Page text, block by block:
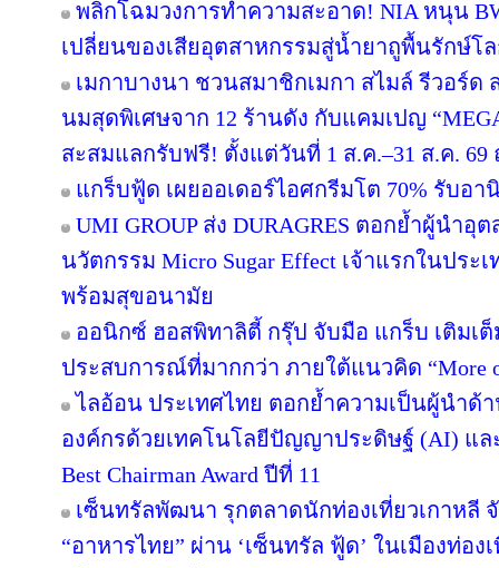
พลิกโฉมวงการทำความสะอาด! NIA หนุน
เปลี่ยนของเสียอุตสาหกรรมสู่น้ำยาถูพื้นรักษ์โ
เมกาบางนา ชวนสมาชิกเมกา สไมล์ รีวอร์ด
นมสุดพิเศษจาก 12 ร้านดัง กับแคมเปญ
สะสมแลกรับฟรี! ตั้งแต่วันที่ 1 ส.ค.–31 ส.ค.
แกร็บฟู้ด เผยออเดอร์ไอศกรีมโต 70% รับอา
UMI GROUP ส่ง DURAGRES ตอกย้ำผู้นำอุ
นวัตกรรม Micro Sugar Effect เจ้าแรกในปร
พร้อมสุขอนามัย
ออนิกซ์ ฮอสพิทาลิตี้ กรุ๊ป จับมือ แกร็บ เติมเ
ประสบการณ์ที่มากกว่า ภายใต้แนวคิด “More
ไลอ้อน ประเทศไทย ตอกย้ำความเป็นผู้นำด้
องค์กรด้วยเทคโนโลยีปัญญาประดิษฐ์ (AI) และ
Best Chairman Award ปีที่ 11
เซ็นทรัลพัฒนา รุกตลาดนักท่องเที่ยวเกาหลี
“อาหารไทย” ผ่าน ‘เซ็นทรัล ฟู้ด’ ในเมืองท่อง